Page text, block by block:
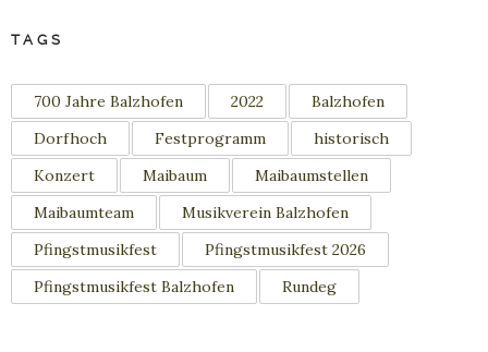
TAGS
700 Jahre Balzhofen 2022
Balzhofen
Dorfhoch
Festprogramm
historisch
Konzert
Maibaum
Maibaumstellen
Maibaumteam
Musikverein Balzhofen
Pfingstmusikfest
Pfingstmusikfest 2026
Pfingstmusikfest Balzhofen
Rundeg